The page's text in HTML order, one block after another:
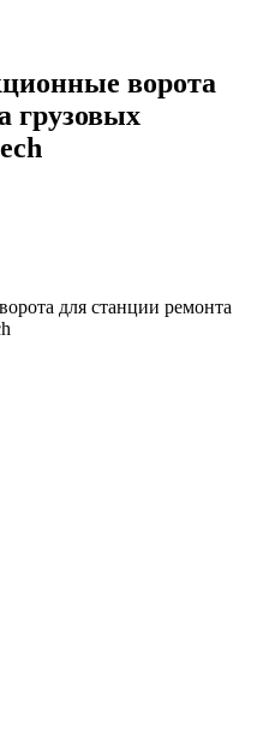
ворота
грузовых
для станции ремонта